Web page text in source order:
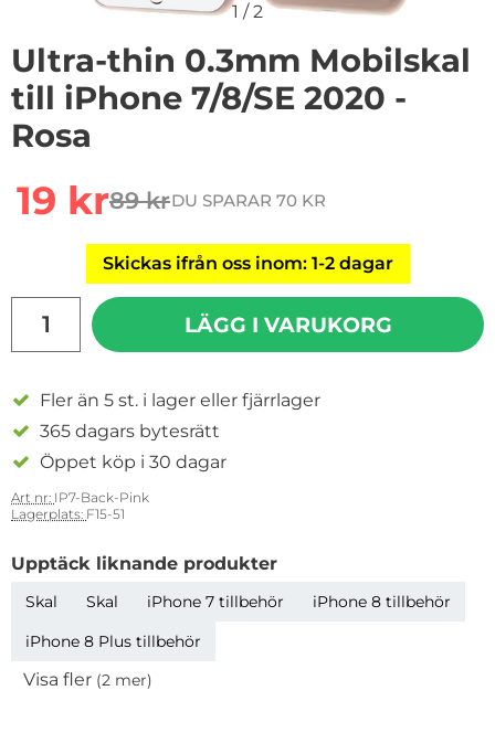
1 /2
Ultra-thin 0.3mm Mobilskal
till iPhone 7/8/SE 2020 -
Rosa
rea pris
19 krtidigare pris
89 krDU SPARAR 70 KR
Skickas ifrån oss inom: 1-2 dagar
LÄGG I VARUKORG
Fler än 5 st. i lager eller fjärrlager
365 dagars bytesrätt
Öppet köp i 30 dagar
Art nr: IP7-Back-Pink
Lagerplats: F15-51
Upptäck liknande produkter
Skal Skal iPhone 7 tillbehör
iPhone 8 tillbehör
iPhone 8 Plus tillbehör
Visa fler (2 mer)